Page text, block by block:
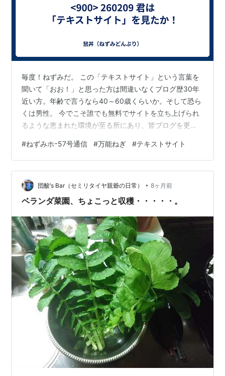
毎度！ねずみだ。 この「テキストサイト」という言葉を
聞いて「おお！」と思った方は間違いなくブログ歴30年
近い方。年齢で言うなら40～60歳くらいか。そして恐ら
くは男性。 今でこそ誰でも無料でサイトを立ち上げられ
るような恵まれた環境が至る所にあり、皆ブログを更新
るには、ホームページを作成するためのソフトを購入し
て、解説書を読みながら手作りでデザインからレイアウ
ト、はては使用フォント数や色まで自分で選定しウェブ
サイト上にアップ、という物凄く面倒な手順を踏まなけ
ればならなかった。 一部の限られた人間が密かな楽しみ
#ねずみホｰ57号通信 #万能ねぎ #テキストサイト
団酸’s Bar（セミリタイヤ親爺の日常） • 8ヶ月前
ベランダ菜園、ちょこっと収穫・・・・・。